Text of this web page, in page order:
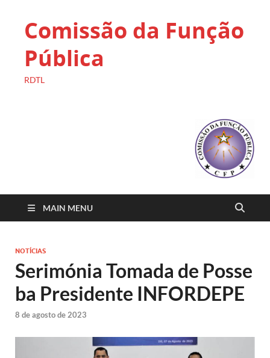
Comissão da Função
Pública
RDTL
MAIN MENU
NOTÍCIAS
Serimónia Tomada de Posse
ba Presidente INFORDEPE
8 de agosto de 2023